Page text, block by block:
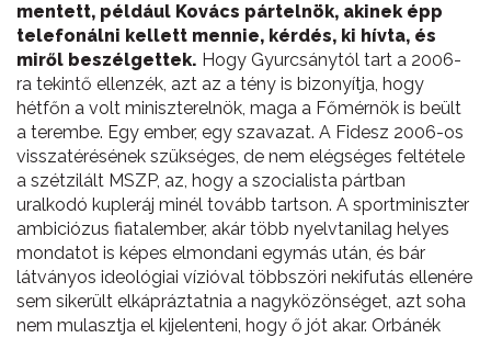
mentett, például Kovács pártelnök, akinek épp
telefonálni kellett mennie, kérdés, ki hívta, és
miről beszélgettek. Hogy Gyurcsánytól tart a 2006-
ra tekintő ellenzék, azt az a tény is bizonyítja, hogy
hétfőn a volt miniszterelnök, maga a Főmérnök is beült
a terembe. Egy ember, egy szavazat. A Fidesz 2006-os
visszatérésének szükséges, de nem elégséges feltétele
a szétzilált MSZP, az, hogy a szocialista pártban
uralkodó kupleráj minél tovább tartson. A sportminiszter
ambiciózus fiatalember, akár több nyelvtanilag helyes
mondatot is képes elmondani egymás után, és bár
látványos ideológiai vízióval többszöri nekifutás ellenére
sem sikerült elkápráztatnia a nagyközönséget, azt soha
nem mulasztja el kijelenteni, hogy ő jót akar. Orbánék